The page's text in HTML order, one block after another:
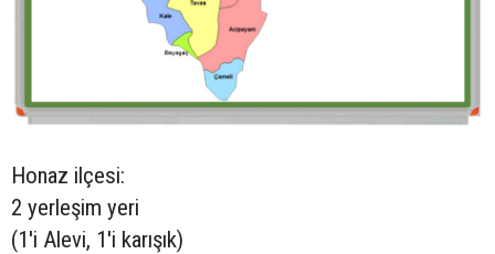
Honaz ilçesi:
2 yerleşim yeri
(1'i Alevi, 1'i karışık)